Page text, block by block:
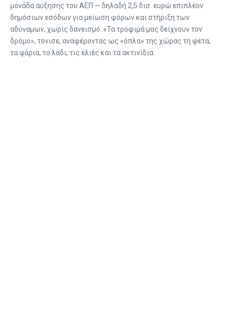
μονάδα αύξησης του ΑΕΠ — δηλαδή 2,5 δισ. ευρώ επιπλέον
δημόσιων εσόδων για μείωση φόρων και στήριξη των
αδύναμων, χωρίς δανεισμό. «Τα τρόφιμά μας δείχνουν τον
δρόμο», τόνισε, αναφέροντας ως «όπλα» της χώρας τη φέτα,
τα ψάρια, το λάδι, τις ελιές και τα ακτινίδια.